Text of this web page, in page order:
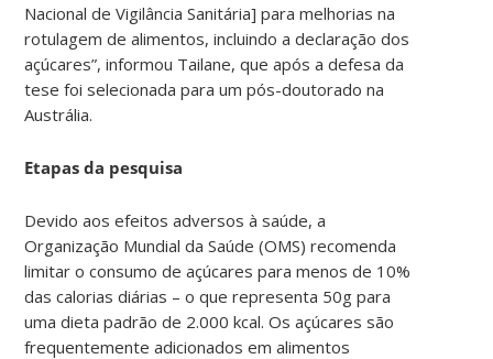
Nacional de Vigilância Sanitária] para melhorias na
rotulagem de alimentos, incluindo a declaração dos
açúcares”, informou Tailane, que após a defesa da
tese foi selecionada para um pós-doutorado na
Austrália.
Etapas da pesquisa
Devido aos efeitos adversos à saúde, a
Organização Mundial da Saúde (OMS) recomenda
limitar o consumo de açúcares para menos de 10%
das calorias diárias – o que representa 50g para
uma dieta padrão de 2.000 kcal. Os açúcares são
frequentemente adicionados em alimentos